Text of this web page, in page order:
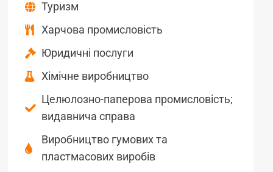
Туризм
Харчова промисловість
Юридичні послуги
Хімічне виробництво
Целюлозно-паперова промисловість;
видавнича справа
Виробництво гумових та
пластмасових виробів